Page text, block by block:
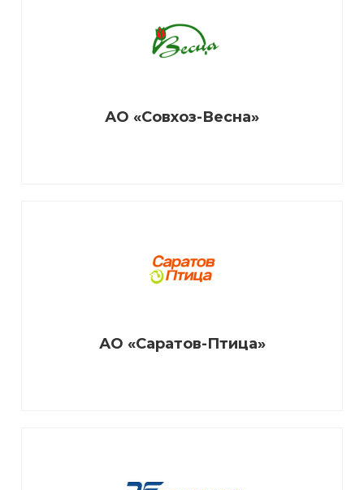
АО «Совхоз-Весна»
АО «Саратов-Птица»